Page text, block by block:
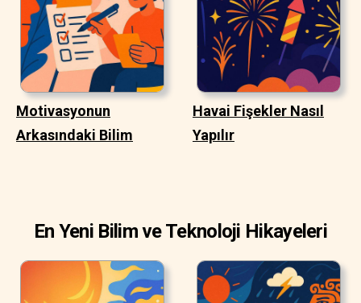
Motivasyonun
Arkasındaki Bilim
Havai Fişekler Nasıl
Yapılır
En Yeni Bilim ve Teknoloji Hikayeleri